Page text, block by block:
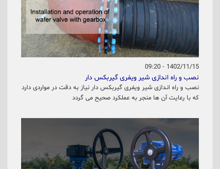
1402/11/15 - 09:20
نصب و راه اندازی شیر ویفری گیربکس دار
نصب و راه اندازی شیر ویفری گیربکس دار نیاز به دقت در مواردی دارد
که با رعایت آن ها منجر به عملکرد صحیح می گردد